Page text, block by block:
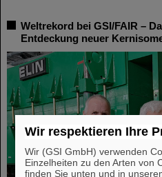
Weltrekord bei GSI/FAIR –
Entdeckung neuer
Wir respektieren Ihre
Wir (GSI GmbH) verwenden
Einzelheiten zu den Arten von
finden Sie unten und in